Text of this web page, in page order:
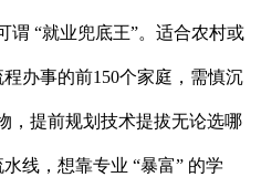
谓 “就业兜底王”。适合农村或
办事的前150个家庭，需慎沉
，提前规划技术提拔无论选哪
线，想靠专业 “暴富” 的学